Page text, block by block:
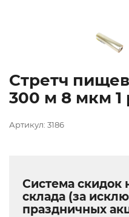
Стретч
300 м 8 мкм 1
Артикул: 3186
Система скидок
склада (за
праздничных